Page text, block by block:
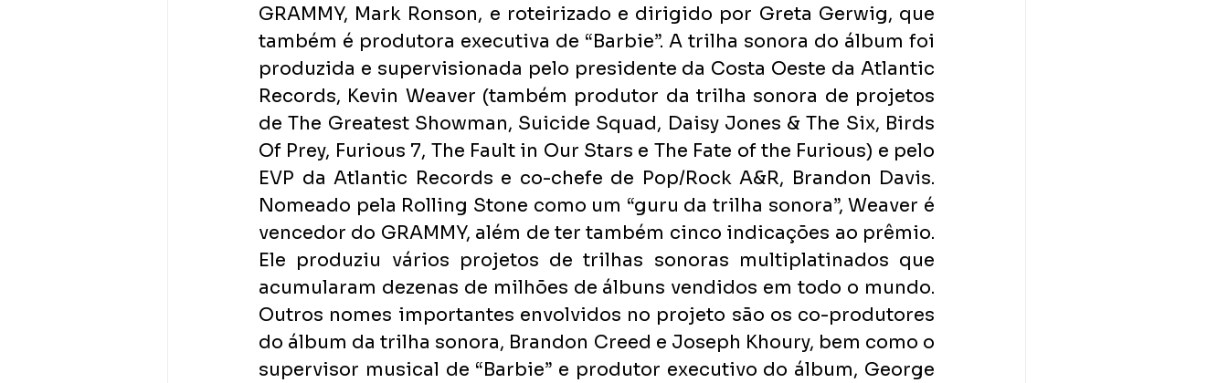
GRAMMY, Mark Ronson, e roteirizado e dirigido por Greta Gerwig, que
também é produtora executiva de “Barbie”. A trilha sonora do álbum foi
produzida e supervisionada pelo presidente da Costa Oeste da Atlantic
Records, Kevin Weaver (também produtor da trilha sonora de projetos
de The Greatest Showman, Suicide Squad, Daisy Jones & The Six, Birds
Of Prey, Furious 7, The Fault in Our Stars e The Fate of the Furious) e pelo
EVP da Atlantic Records e co-chefe de Pop/Rock A&R, Brandon Davis.
Nomeado pela Rolling Stone como um “guru da trilha sonora”, Weaver é
vencedor do GRAMMY, além de ter também cinco indicações ao prêmio.
Ele produziu vários projetos de trilhas sonoras multiplatinados que
acumularam dezenas de milhões de álbuns vendidos em todo o mundo.
Outros nomes importantes envolvidos no projeto são os co-produtores
do álbum da trilha sonora, Brandon Creed e Joseph Khoury, bem como o
supervisor musical de “Barbie” e produtor executivo do álbum, George